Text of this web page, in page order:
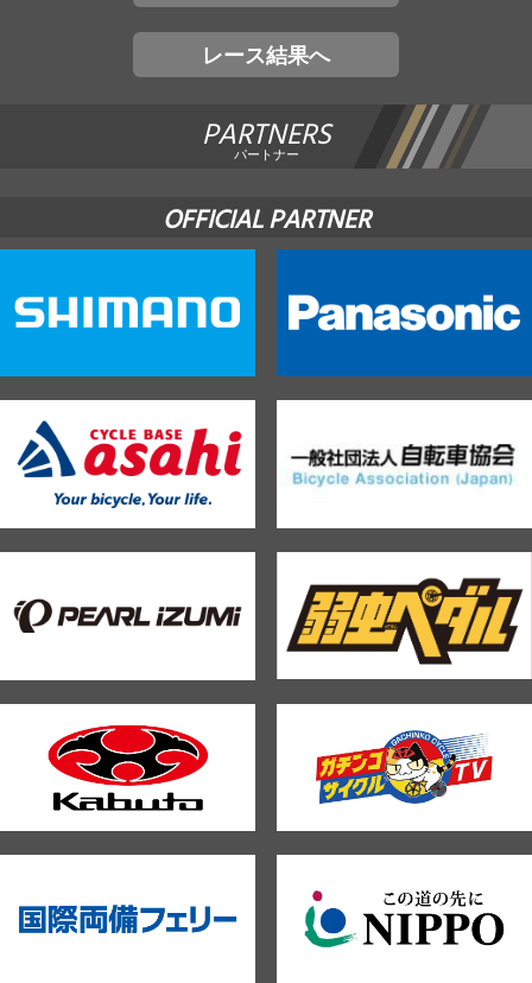
レース結果へ
PARTNERS
パートナー
OFFICIAL PARTNER